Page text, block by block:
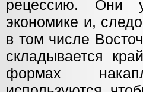
рецессию. Они
экономике и,
в том числе
складывается
формах